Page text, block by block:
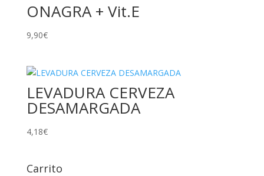
ONAGRA + Vit.E
9,90€
LEVADURA CERVEZA
DESAMARGADA
4,18€
Carrito